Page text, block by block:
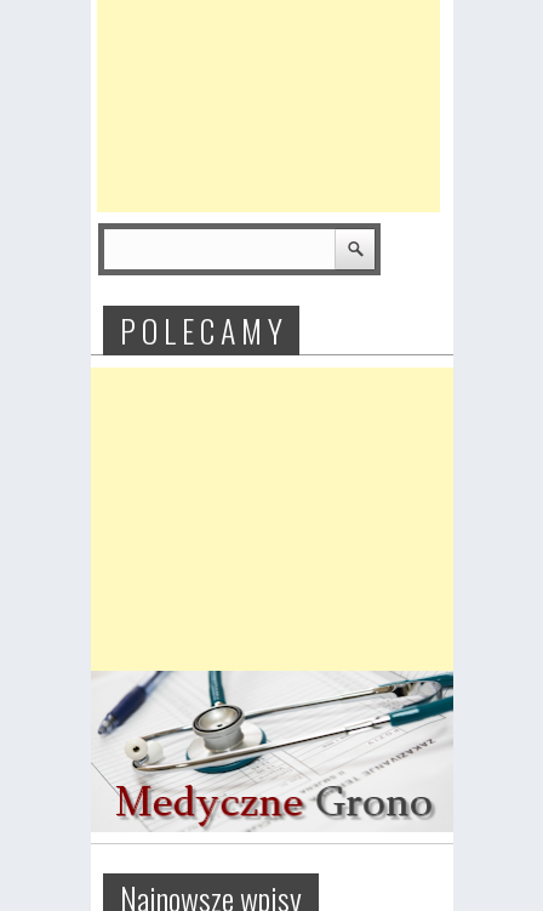
P O L E C A M Y
Najnowsze wpisy